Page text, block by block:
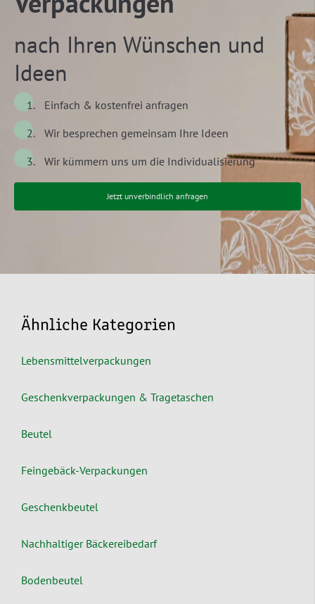
nach Ihren Wünschen und
Ideen
Einfach & kostenfrei anfragen
Wir besprechen gemeinsam Ihre Ideen
Wir kümmern uns um die Individualisierung
Jetzt unverbindlich anfragen
Ähnliche Kategorien
Lebensmittelverpackungen
Geschenkverpackungen & Tragetaschen
Beutel
Feingebäck-Verpackungen
Geschenkbeutel
Nachhaltiger Bäckereibedarf
Bodenbeutel